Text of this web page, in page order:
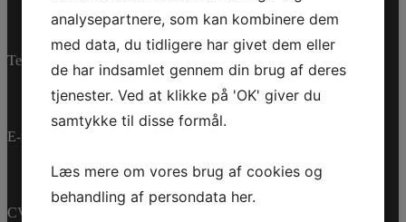
Telefon:
E-mail:
CVR-nummer: 27233678
analysepartnere, som kan kombinere dem
med data, du tidligere har givet dem eller
de har indsamlet gennem din brug af deres
tjenester. Ved at klikke på 'OK' giver du
samtykke til disse formål.
Læs mere om vores brug af cookies og
behandling af persondata her.